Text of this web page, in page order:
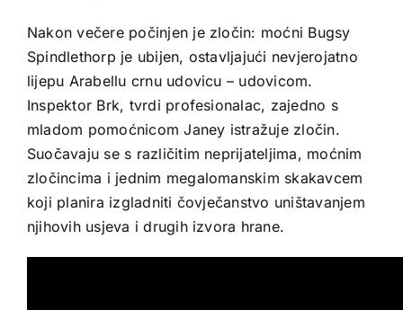
Nakon večere počinjen je zločin: moćni Bugsy
Spindlethorp je ubijen, ostavljajući nevjerojatno
lijepu Arabellu crnu udovicu – udovicom.
Inspektor Brk, tvrdi profesionalac, zajedno s
mladom pomoćnicom Janey istražuje zločin.
Suočavaju se s različitim neprijateljima, moćnim
zločincima i jednim megalomanskim skakavcem
koji planira izgladniti čovječanstvo uništavanjem
njihovih usjeva i drugih izvora hrane.